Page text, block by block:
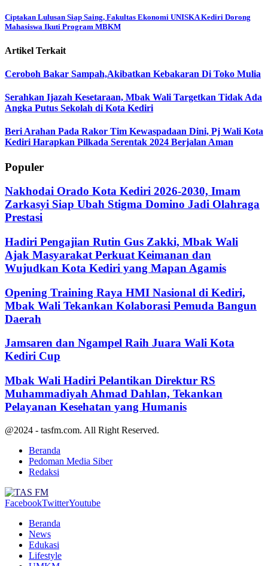
Ciptakan Lulusan Siap Saing, Fakultas Ekonomi UNISKA Kediri Dorong
Mahasiswa Ikuti Program MBKM
Artikel Terkait
Ceroboh Bakar Sampah,Akibatkan Kebakaran Di Toko Mulia
Serahkan Ijazah Kesetaraan, Mbak Wali Targetkan Tidak Ada
Angka Putus Sekolah di Kota Kediri
Beri Arahan Pada Rakor Tim Kewaspadaan Dini, Pj Wali Kota
Kediri Harapkan Pilkada Serentak 2024 Berjalan Aman
Populer
Nakhodai Orado Kota Kediri 2026-2030, Imam
Zarkasyi Siap Ubah Stigma Domino Jadi Olahraga
Prestasi
Hadiri Pengajian Rutin Gus Zakki, Mbak Wali
Ajak Masyarakat Perkuat Keimanan dan
Wujudkan Kota Kediri yang Mapan Agamis
Opening Training Raya HMI Nasional di Kediri,
Mbak Wali Tekankan Kolaborasi Pemuda Bangun
Daerah
Jamsaren dan Ngampel Raih Juara Wali Kota
Kediri Cup
Mbak Wali Hadiri Pelantikan Direktur RS
Muhammadiyah Ahmad Dahlan, Tekankan
Pelayanan Kesehatan yang Humanis
@2024 - tasfm.com. All Right Reserved.
Beranda
Pedoman Media Siber
Redaksi
FacebookTwitterYoutube
Beranda
News
Edukasi
Lifestyle